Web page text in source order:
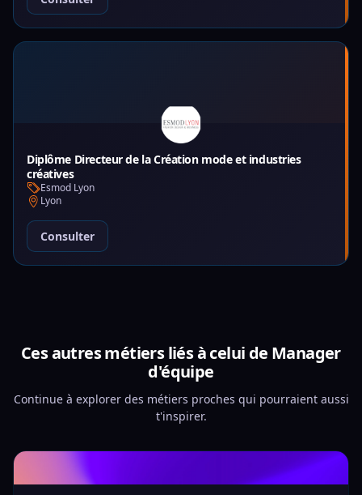
Diplôme Directeur de la Création mode et industries
créatives
Esmod Lyon
Lyon
Consulter
Ces autres métiers liés à celui de Manager
d'équipe
Continue à explorer des métiers proches qui pourraient aussi
t'inspirer.